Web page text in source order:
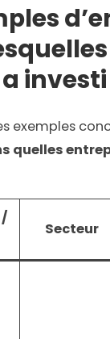
investi
exemples
quelles
Secteur